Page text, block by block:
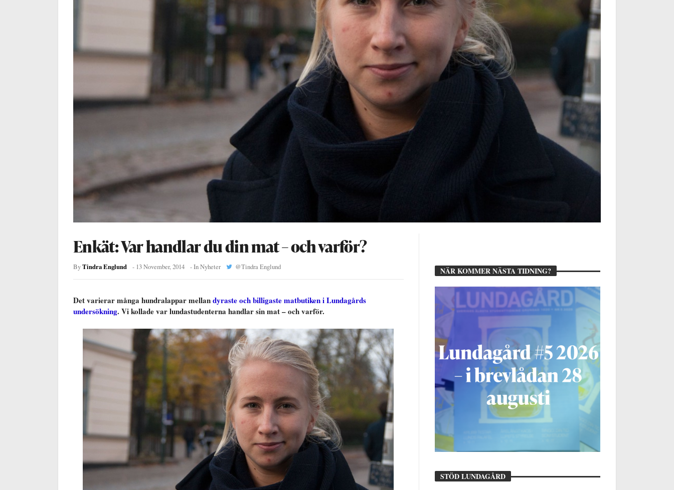
Enkät: Var handlar du din mat – och varför?
ByTindra Englund - 13 November, 2014 - InNyheter @Tindra Englund
Det varierar många hundralappar mellandyraste och billigaste matbutiken i Lundagårds
undersökning. Vi kollade var lundastudenterna handlar sin mat – och varför.
NÄR KOMMER NÄSTA TIDNING?
STÖD LUNDAGÅRD